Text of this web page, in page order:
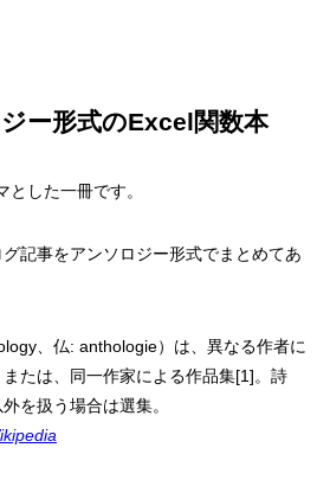
ー形式のExcel関数本
とした一冊です。
記事をアンソロジー形式でまとめてあ
、仏: anthologie）は、異なる作者に
たは、同一作家による作品集[1]。詩
を扱う場合は選集。